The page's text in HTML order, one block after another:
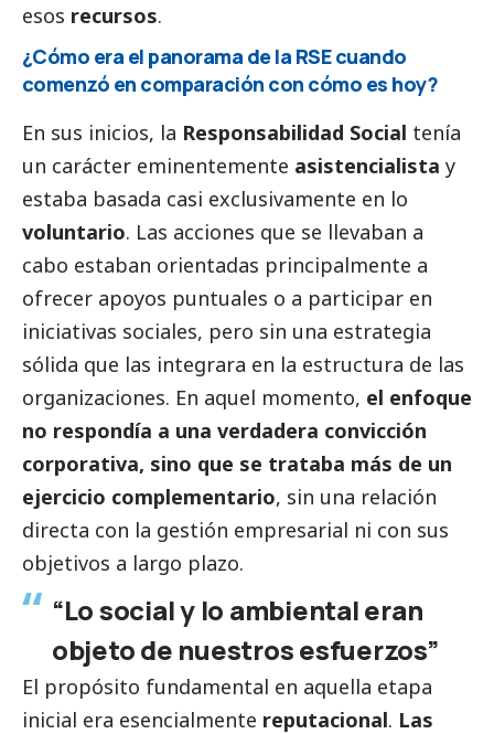
esos recursos.
¿Cómo era el panorama de la RSE cuando
comenzó en comparación con cómo es hoy?
En sus inicios, la Responsabilidad Social tenía
un carácter eminentemente asistencialista y
estaba basada casi exclusivamente en lo
voluntario. Las acciones que se llevaban a
cabo estaban orientadas principalmente a
ofrecer apoyos puntuales o a participar en
iniciativas sociales, pero sin una estrategia
sólida que las integrara en la estructura de las
organizaciones. En aquel momento, el enfoque
no respondía a una verdadera convicción
corporativa, sino que se trataba más de un
ejercicio complementario, sin una relación
directa con la gestión empresarial ni con sus
objetivos a largo plazo.
“Losocialy lo ambiental eran
objeto de nuestros esfuerzos”
El propósito fundamental en aquella etapa
inicial era esencialmente reputacional. Las